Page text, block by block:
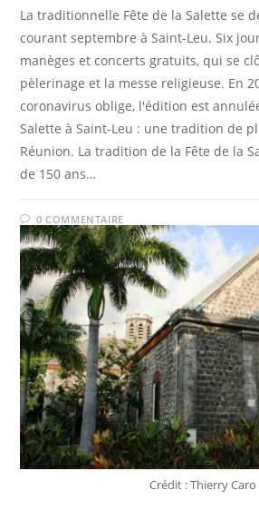
La traditionnelle Fête de la Salette se
courant septembre à Saint-Leu. Six
manèges et concerts gratuits, qui se
pèlerinage et la messe religieuse. En
coronavirus oblige, l'édition est
Salette à Saint-Leu : une tradition de
Réunion. La tradition de la Fête de la
de 150 ans…
0 COMMENTAIRE
Crédit : Thierry Caro